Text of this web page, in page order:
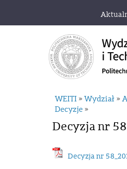
WEITI » Wydział »
Decyzje »
Decyzja nr
Decyzja nr